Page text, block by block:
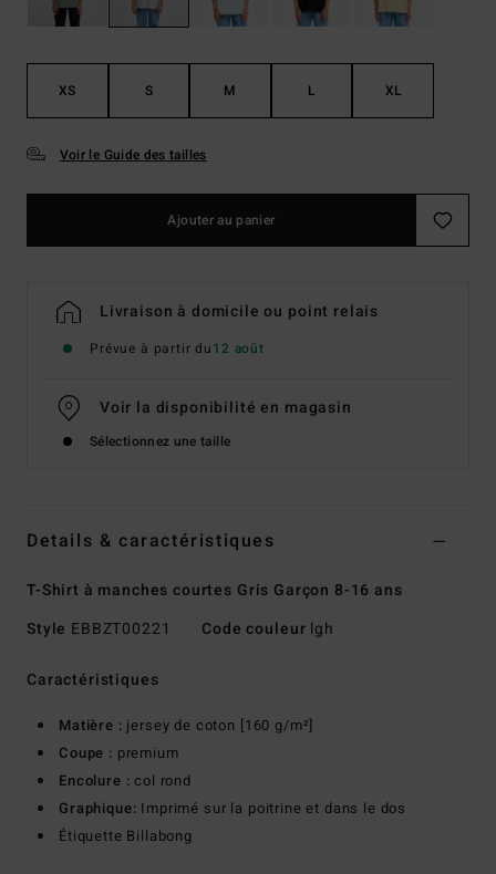
XS S M L XL
Voir le Guide des tailles
Ajouter au panier
Livraison à domicile ou point relais
Prévue à partir du12 août
Voir la disponibilité en magasin
Sélectionnez une taille
Details & caractéristiques
T-Shirt à manches courtes Gris Garçon 8-16 ans
Style EBBZT00221 Code couleur lgh
Caractéristiques
Matière : jersey de coton [160 g/m²]
Coupe : premium
Encolure :col rond
Graphique: Imprimé sur la poitrine et dans le dos
Étiquette Billabong